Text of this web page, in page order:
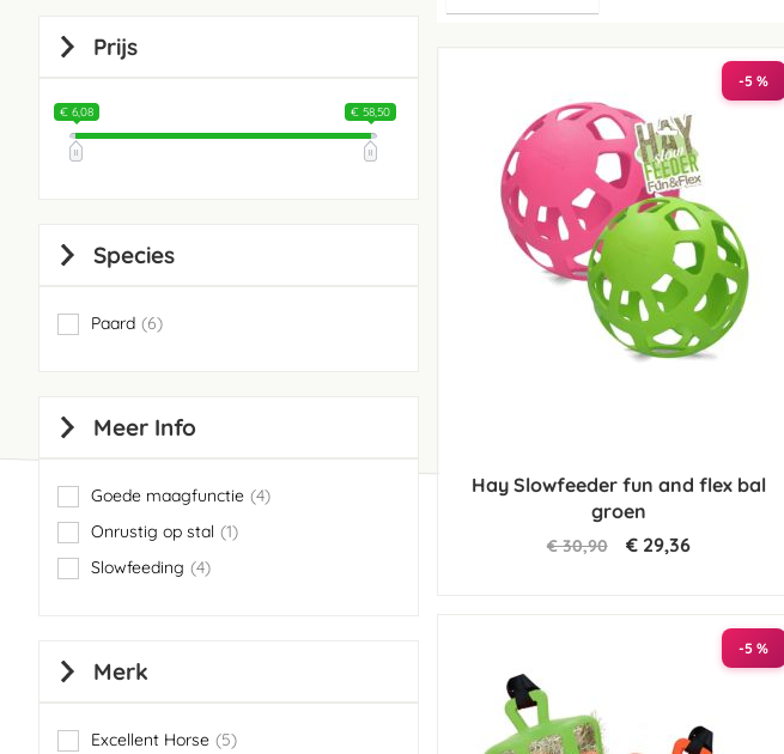
-5 %
Hay Slowfeeder fun and flex bal
groen
€ 30,90 € 29,36
-5 %
Prijs
€ 6,08 € 58,50
Species
Paard 6
items
Meer Info
Goede maagfunctie 4
items
Onrustig op stal
1
item
Slowfeeding
4
items
Merk
Excellent Horse 5